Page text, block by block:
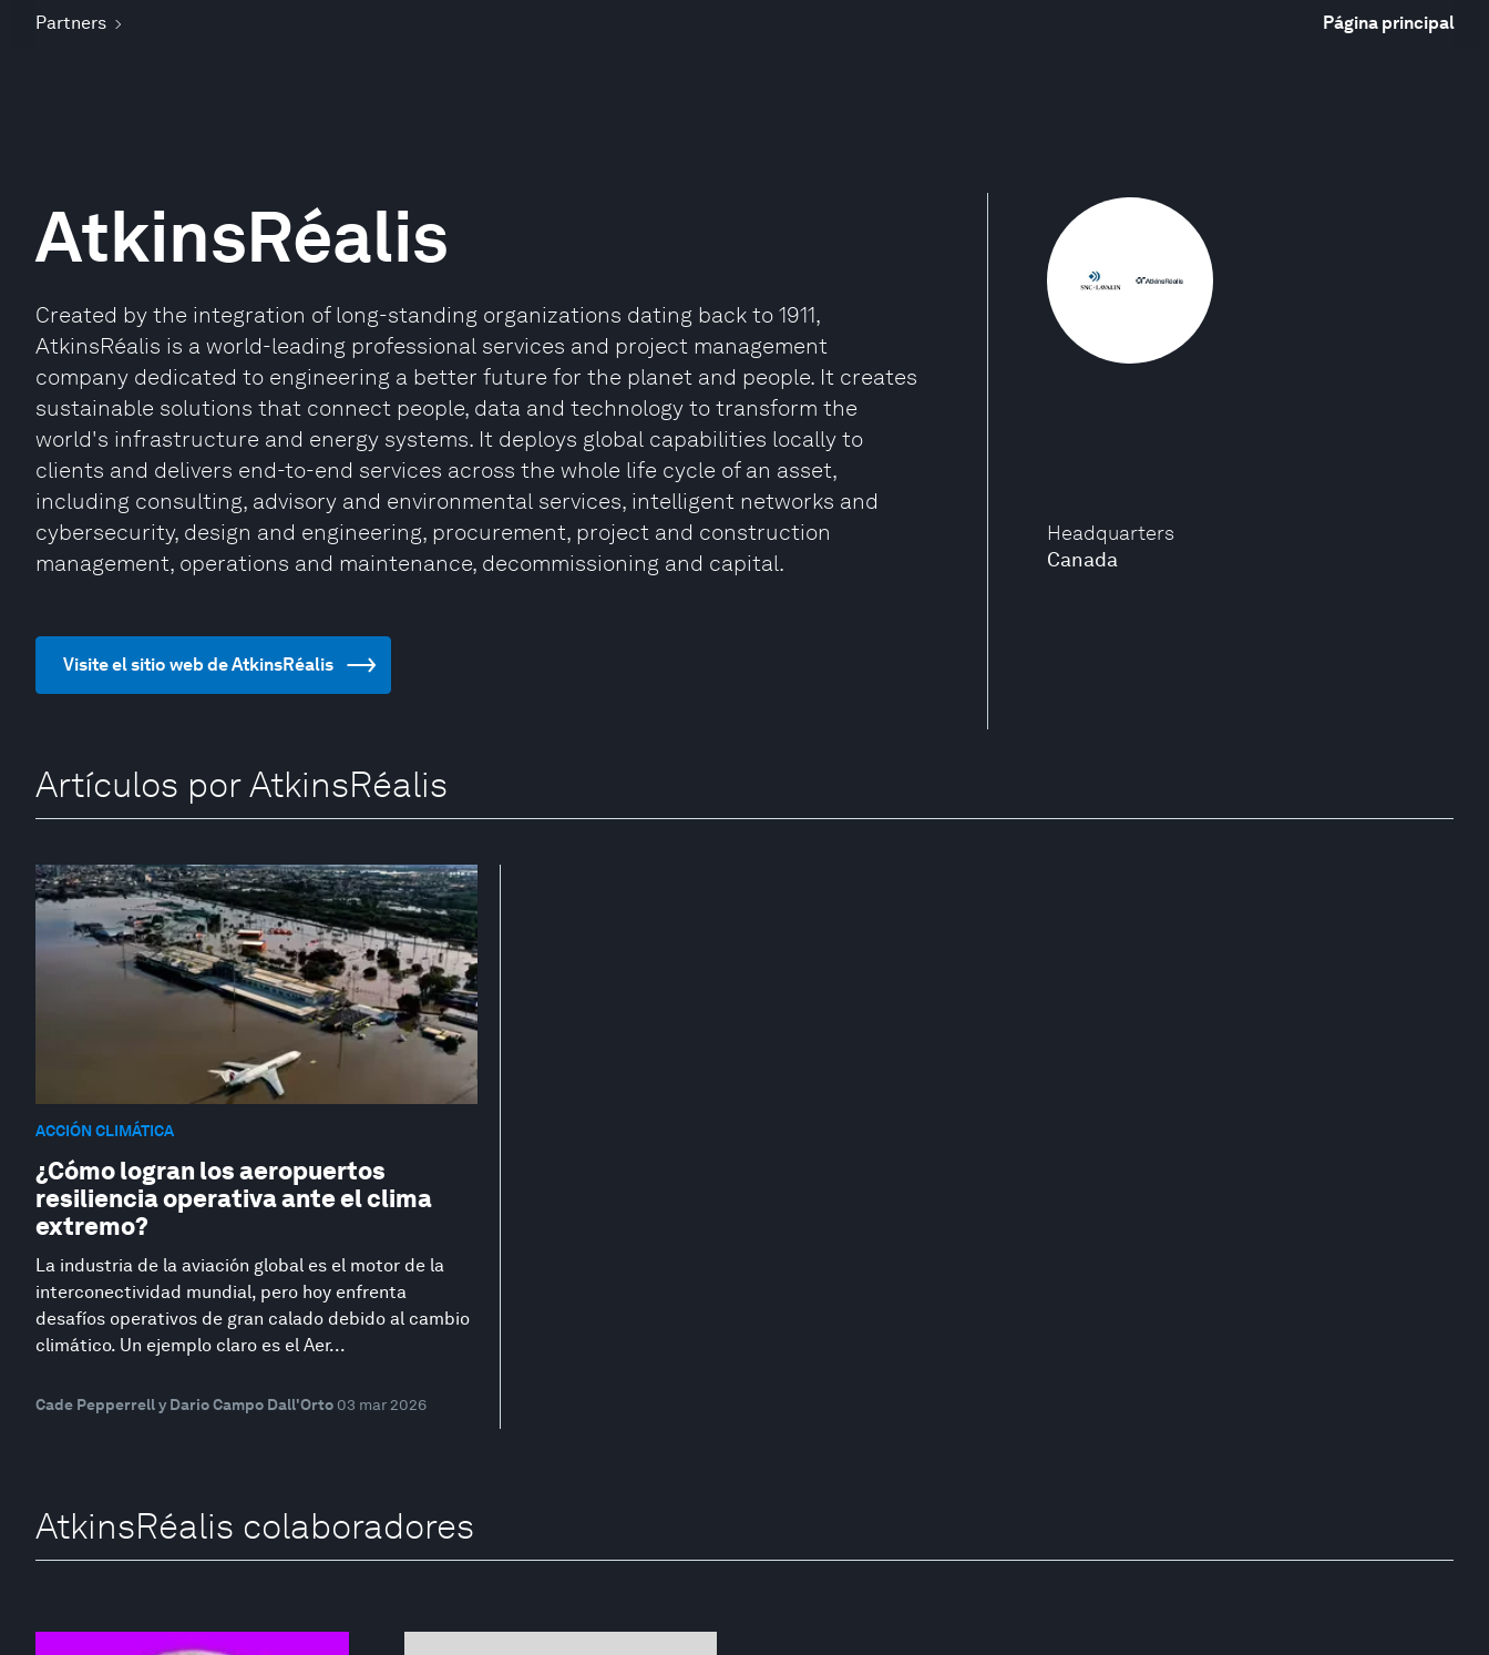
Partners Página principal
Headquarters
Canada
AtkinsRéalis
Created by the integration of long-standing organizations dating back to 1911,
AtkinsRéalis is a world-leading professional services and project management
company dedicated to engineering a better future for the planet and people. It creates
sustainable solutions that connect people, data and technology to transform the
world's infrastructure and energy systems. It deploys global capabilities locally to
clients and delivers end-to-end services across the whole life cycle of an asset,
including consulting, advisory and environmental services, intelligent networks and
cybersecurity, design and engineering, procurement, project and construction
management, operations and maintenance, decommissioning and capital.
Visite el sitio web de AtkinsRéalis
Artículos por AtkinsRéalis
ACCIÓN CLIMÁTICA
¿Cómo logran los aeropuertos
resiliencia operativa ante el clima
extremo?
La industria de la aviación global es el motor de la
interconectividad mundial, pero hoy enfrenta
desafíos operativos de gran calado debido al cambio
climático. Un ejemplo claro es el Aer...
Cade Pepperrell y Dario Campo Dall'Orto 03 mar 2026
AtkinsRéalis colaboradores